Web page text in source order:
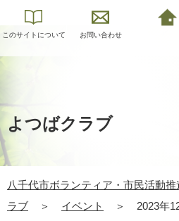
このサイトについて お問い合わせ
よつばクラブ
八千代市ボランティア・市民活動推
ラブ
＞ イベント ＞ 2023年